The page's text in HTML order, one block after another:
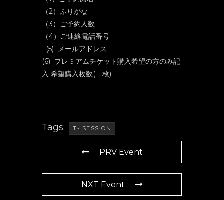
（2）ふりがな
（3）ご予約人数
（4）ご連絡電話番号
(5) メールアドレス
(6) プレミアムチケット購入希望の方のみ記
入 希望購入枚数( 枚)
Tags: T- SESSION
PRV Event
NXT Event